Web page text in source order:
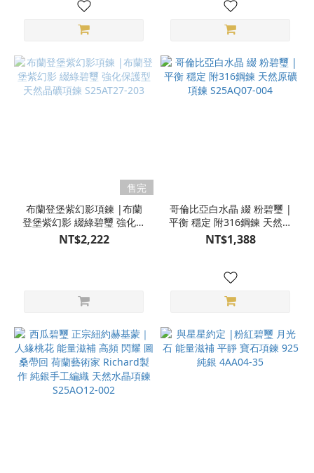
售完
布蘭登堡紫幻影項鍊 |布蘭
登堡紫幻影 綴綠碧璽 強化保
護型 天然晶礦項鍊
S25AT27-203
NT$2,222
哥倫比亞白水晶 綴 粉碧璽 |
平衡 穩定 附316鋼鍊 天然原
礦項鍊 S25AQ07-004
NT$1,388